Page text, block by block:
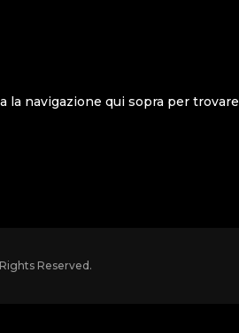
la navigazione qui sopra per trovare
Reserved.